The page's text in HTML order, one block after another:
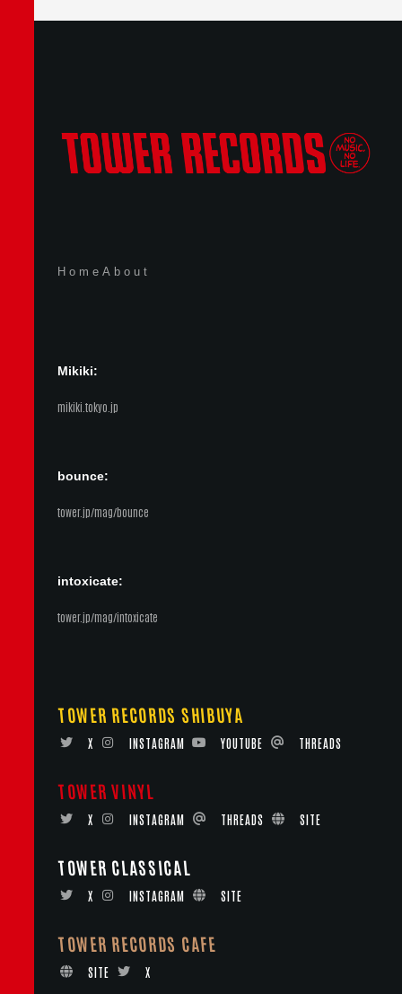
Home About
Mikiki:
mikiki.tokyo.jp
bounce:
tower.jp/mag/bounce
intoxicate:
tower.jp/mag/intoxicate
TOWER RECORDS SHIBUYA
X INSTAGRAM YOUTUBE THREADS
TOWER VINYL
X INSTAGRAM THREADS SITE
TOWER CLASSICAL
X INSTAGRAM SITE
TOWER RECORDS CAFE
SITE X